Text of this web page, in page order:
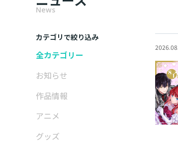
News
カテゴリで絞り込み
全カテゴリー
お知らせ
作品情報
アニメ
グッズ